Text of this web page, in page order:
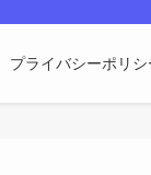
プライバシーポリシ